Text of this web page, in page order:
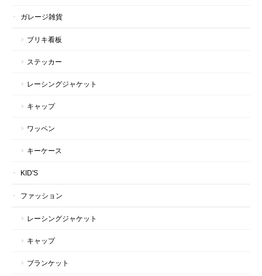
ガレージ雑貨
ブリキ看板
ステッカー
レーシングジャケット
キャップ
ワッペン
キーケース
KID'S
ファッション
レーシングジャケット
キャップ
ブランケット